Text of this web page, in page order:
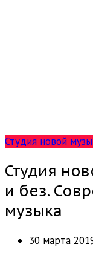
Студия новой
Студия
и без.
музыка
30 марта